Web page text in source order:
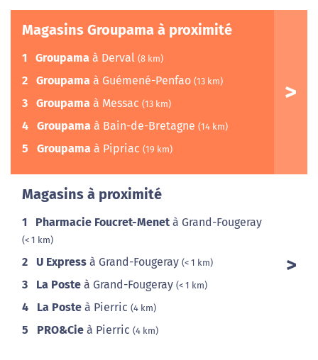
Magasins Groupama à proximité
1 Groupama à Derval (8 km)
2 Groupama à Guémené-Penfao (13 km)
3 Groupama à Messac (13 km)
4 Groupama à Bain-de-Bretagne (14 km)
5 Groupama à Pipriac (19 km)
Magasins à proximité
1 Pharmacie Foucret-Menet à Grand-Fougeray
(< 1 km)
2 U Express à Grand-Fougeray (< 1 km)
3 La Poste à Grand-Fougeray (< 1 km)
4 La Poste à Pierric (4 km)
5 PRO&Cie à Pierric (4 km)